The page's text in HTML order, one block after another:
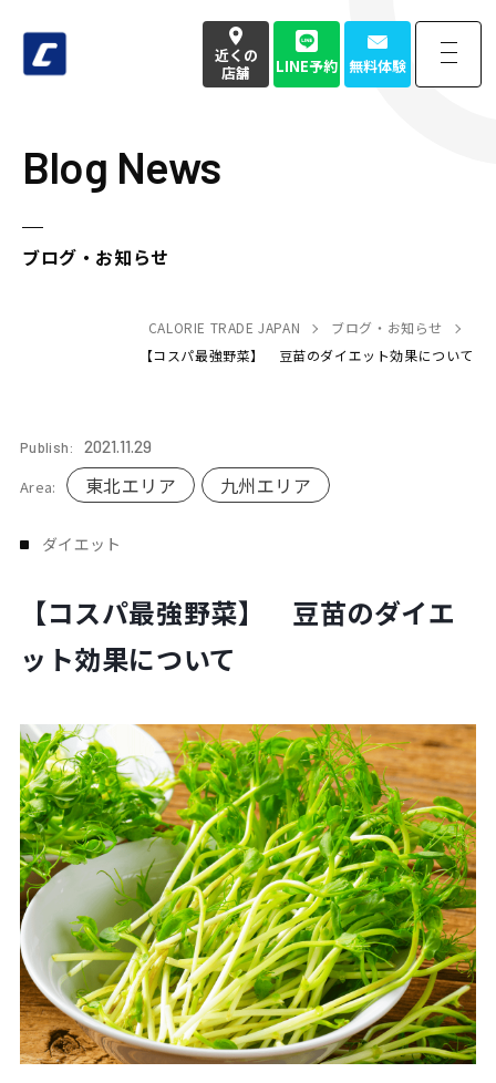
近くの
店舗
050-3177-4904
受付時間 9:00〜18:00定休日 土日祝
Strength 強み・特徴
Plan プラン・料金表
Case お客様事例
FAQ よくあるご質問
Store 店舗
Contact 体験レッスン申し込み
Company 運営会社情報
Franchise フランチャイズ加盟店募集
近くの
店舗
LINE予約 無料体験
Blog News
ブログ・お知らせ
CALORIE TRADE JAPAN
ブログ・お知らせ
【コスパ最強野菜】 豆苗のダイエット効果について
Publish: 2021.11.29
Area: 東北エリア 九州エリア
ダイエット
【コスパ最強野菜】 豆苗のダイエ
ット効果について